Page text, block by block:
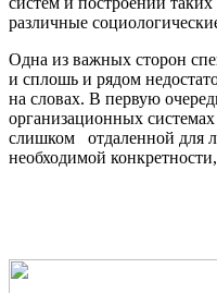
различные
Одна из важных сторон
и сплошь и рядом
на словах. В первую
организационных
слишком отдаленной для
необходимой